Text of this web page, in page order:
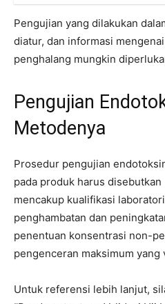
Pengujian yang dilakukan
diatur, dan informasi
penghalang mungkin
Pengujian
Metodenya
Prosedur pengujian
pada produk harus
mencakup kualifikasi
penghambatan dan
penentuan konsentrasi non-
pengenceran maksimum yang
Untuk referensi lebih lanjut,